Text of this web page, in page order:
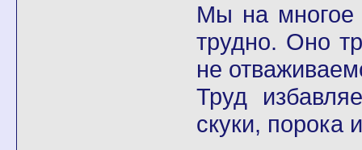
Мы на многое
трудно. Оно
не
Труд
скуки, порока